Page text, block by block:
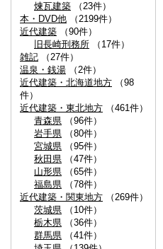
煉瓦建築 （23件）
本・DVD他 （2199件）
近代建築 （90件）
旧長崎刑務所 （17件）
雑記 （27件）
温泉・銭湯 （2件）
近代建築・北海道地方 （98
件）
近代建築・東北地方 （461件）
青森県 （96件）
岩手県 （80件）
宮城県 （95件）
秋田県 （47件）
山形県 （65件）
福島県 （78件）
近代建築・関東地方 （269件）
茨城県 （10件）
栃木県 （36件）
群馬県 （41件）